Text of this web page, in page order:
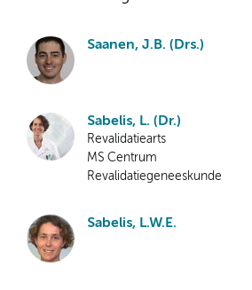
Saanen, J.B. (Drs.)
Sabelis, L. (Dr.)
Revalidatiearts
MS Centrum
Revalidatiegeneeskunde
Sabelis, L.W.E.